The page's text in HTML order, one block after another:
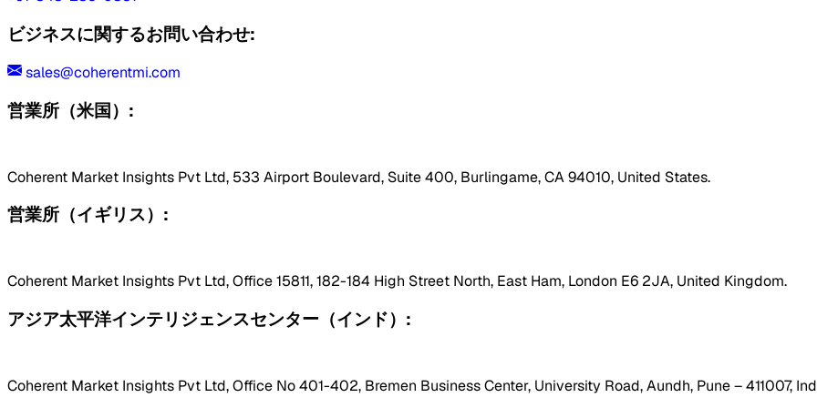
ビジネスに関するお問い合わせ:
sales@coherentmi.com
営業所（米国）:
Coherent Market Insights Pvt Ltd, 533 Airport Boulevard, Suite 400, Burlingame, CA 94010, United States.
営業所（イギリス）:
Coherent Market Insights Pvt Ltd, Office 15811, 182-184 High Street North, East Ham, London E6 2JA, United Kingdom.
アジア太平洋インテリジェンスセンター（インド）:
Coherent Market Insights Pvt Ltd, Office No 401-402, Bremen Business Center, University Road, Aundh, Pune – 411007,